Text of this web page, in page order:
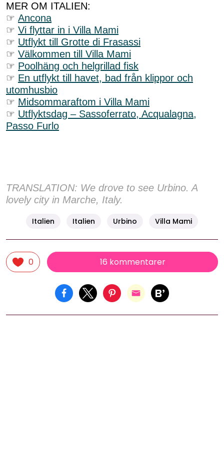
MER OM ITALIEN:
☞ Ancona
☞ Vi flyttar in i Villa Mami
☞ Utflykt till Grotte di Frasassi
☞ Välkommen till Villa Mami
☞ Poolhäng och helgrillad fisk
☞ En utflykt till havet, bad från klippor och
utomhusbio
☞ Midsommaraftom i Villa Mami
☞ Utflyktsdag – Sassoferrato, Acqualagna,
Passo Furlo
TRANSLATION: We drove to see Urbino. A
lovely city in Marche, Italy.
Italien Italien Urbino Villa Mami
0 16 kommentarer